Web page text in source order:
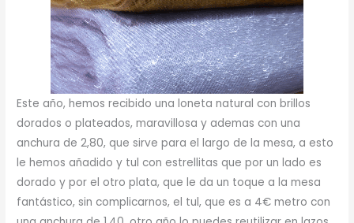
Este año, hemos recibido una loneta natural con brillos
dorados o plateados, maravillosa y ademas con una
anchura de 2,80, que sirve para el largo de la mesa, a esto
le hemos añadido y tul con estrellitas que por un lado es
dorado y por el otro plata, que le da un toque a la mesa
fantástico, sin complicarnos, el tul, que es a 4€ metro con